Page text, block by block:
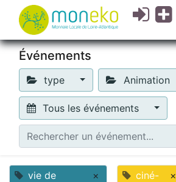
Événements
type Animation
Tous les événements
vie de
×
ciné-
×